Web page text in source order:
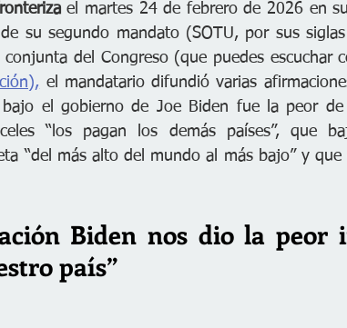
el martes 24 de febrero de 2026 en
de su segundo mandato (SOTU, por sus
del Congreso (que puedes escuchar
el mandatario difundió varias
el gobierno de Joe Biden fue la peor
“los pagan los demás países”, que
“del más alto del mundo al más bajo” y
Biden nos dio la peor
país”